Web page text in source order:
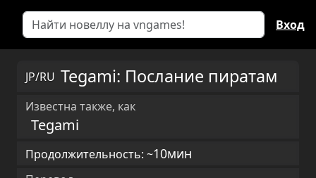
Вход
JP/RU Tegami: Послание пиратам
Известна также, как
Tegami
Продолжительность: ~10мин